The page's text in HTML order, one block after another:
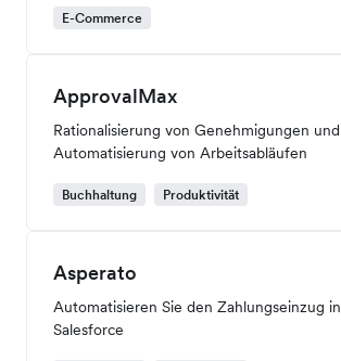
E-Commerce
ApprovalMax
Rationalisierung von Genehmigungen und
Automatisierung von Arbeitsabläufen
Buchhaltung Produktivität
Asperato
Automatisieren Sie den Zahlungseinzug in
Salesforce